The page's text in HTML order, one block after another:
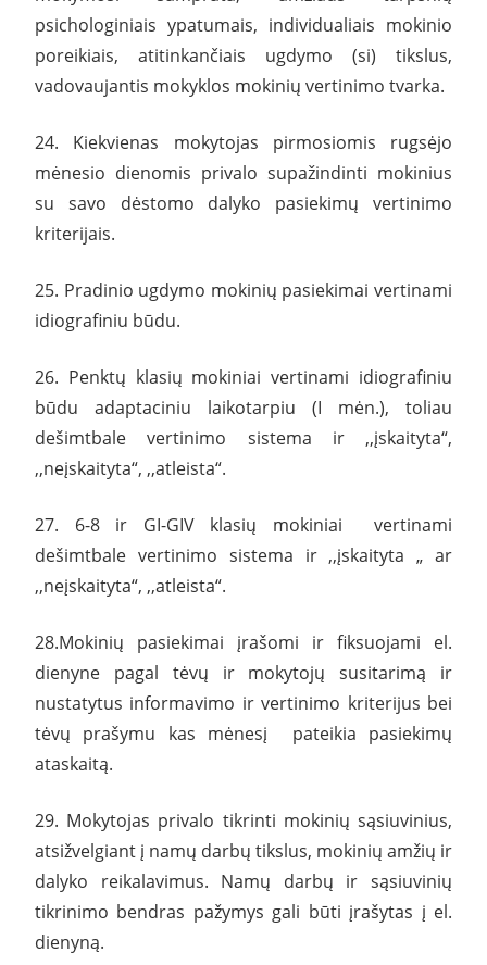
psichologiniais ypatumais, individualiais mokinio
poreikiais, atitinkančiais ugdymo (si) tikslus,
vadovaujantis mokyklos mokinių vertinimo tvarka.
24. Kiekvienas mokytojas pirmosiomis rugsėjo
mėnesio dienomis privalo supažindinti mokinius
su savo dėstomo dalyko pasiekimų vertinimo
kriterijais.
25. Pradinio ugdymo mokinių pasiekimai vertinami
idiografiniu būdu.
26. Penktų klasių mokiniai vertinami idiografiniu
būdu adaptaciniu laikotarpiu (I mėn.), toliau
dešimtbale vertinimo sistema ir ,,įskaityta“,
,,neįskaityta“, ,,atleista“.
27. 6-8 ir GI-GIV klasių mokiniai vertinami
dešimtbale vertinimo sistema ir ,,įskaityta „ ar
,,neįskaityta“, ,,atleista“.
28.Mokinių pasiekimai įrašomi ir fiksuojami el.
dienyne pagal tėvų ir mokytojų susitarimą ir
nustatytus informavimo ir vertinimo kriterijus bei
tėvų prašymu kas mėnesį pateikia pasiekimų
ataskaitą.
29. Mokytojas privalo tikrinti mokinių sąsiuvinius,
atsižvelgiant į namų darbų tikslus, mokinių amžių ir
dalyko reikalavimus. Namų darbų ir sąsiuvinių
tikrinimo bendras pažymys gali būti įrašytas į el.
dienyną.